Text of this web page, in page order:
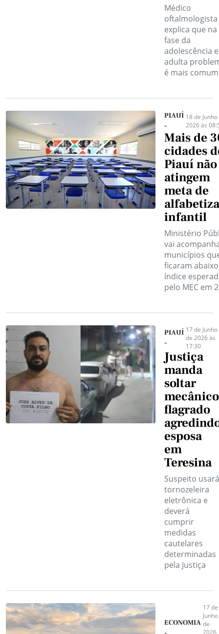
Médico
oftalmologista
explica que na
fase da
adolescência e
adulta
é mais
PIAUÍ
-
18 de
2026 às
Mais de
cidades
Piauí não
atingem
meta de
infantil
Ministério
vai
municípios
ficaram
índice
pelo MEC em
PIAUÍ
-
17 de Junho
de 2026 às
17:30
Justiça
manda
soltar
mecânico
flagrado
esposa
em
Teresina
Suspeito usará
tornozeleira
eletrônica e
deverá
cumprir
medidas
cautelares
determinadas
pela Justiça
ECONOMIA
17 de
Junho
de
2026